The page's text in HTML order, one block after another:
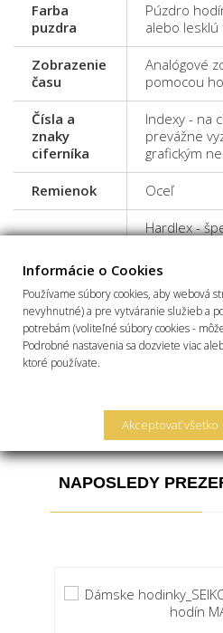
Farba
puzdra
Púzdro
alebo lesklú
Zobrazenie
času
Analógové
pomocou
Čísla a
znaky
ciferníka
Indexy - na
prevážne
grafickým
Remienok Oceľ
Hardlex -
zvyšuje
Odolnosť
voči vode
50 m, 5
vhodné na
plávanie a
činnosti -
NAPOSLEDY
Informácie o Cookies
Používame súbory cookies, aby webová
nevyhnutné) a pre vytváranie služieb a
potrebám (voliteľné súbory cookies -
Podrobné nastavenia sa dozviete viac
ktoré používate.
Akceptovať všetko